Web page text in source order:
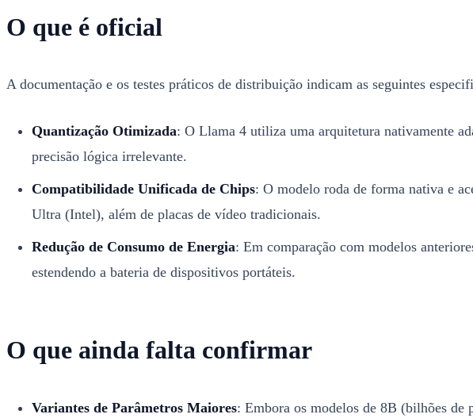
O que é oficial
A documentação e os testes práticos de distribuição indicam as seguintes
Quantização Otimizada: O Llama 4 utiliza uma arquitetura nativamente
precisão lógica irrelevante.
Compatibilidade Unificada de Chips: O modelo roda de forma nativa e
Ultra (Intel), além de placas de vídeo tradicionais.
Redução de Consumo de Energia: Em comparação com modelos
estendendo a bateria de dispositivos portáteis.
O que ainda falta confirmar
Variantes de Parâmetros Maiores: Embora os modelos de 8B (bilhões de